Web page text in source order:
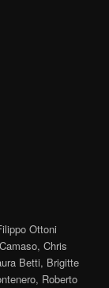
Ottoni
Chris
Betti, Brigitte
Roberto